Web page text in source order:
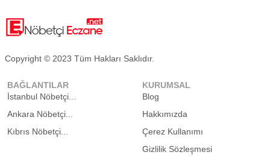
Copyright © 2023 Tüm Hakları Saklıdır.
BAĞLANTILAR
İstanbul Nöbetçi...
Ankara Nöbetçi...
Kıbrıs Nöbetçi...
KURUMSAL
Blog
Hakkımızda
Çerez Kullanımı
Gizlilik Sözleşmesi